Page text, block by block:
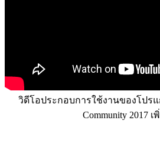
วิดีโอประกอบการใช้งานของโปรแ
Community 2017 เ